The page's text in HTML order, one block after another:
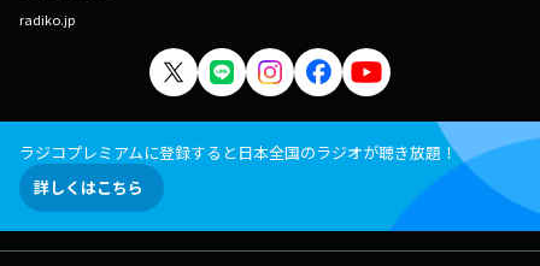
radiko.jp
ラジコプレミアムに登録すると日本全国のラジオが聴き放題！
詳しくはこちら